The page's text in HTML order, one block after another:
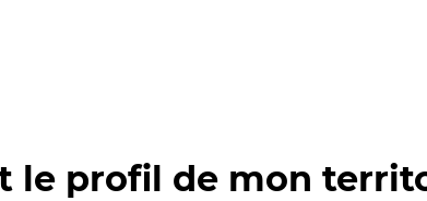
le profil de mon